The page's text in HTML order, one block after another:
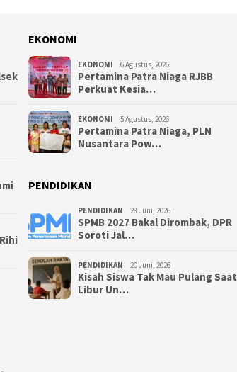
EKONOMI
EKONOMI 6 Agustus, 2026
Pertamina Patra Niaga RJBB
Perkuat Kesia…
EKONOMI 5 Agustus, 2026
Pertamina Patra Niaga, PLN
Nusantara Pow…
PENDIDIKAN
PENDIDIKAN 28 Juni, 2026
SPMB 2027 Bakal Dirombak, DPR
Soroti Jal…
PENDIDIKAN 20 Juni, 2026
Kisah Siswa Tak Mau Pulang Saat
Libur Un…